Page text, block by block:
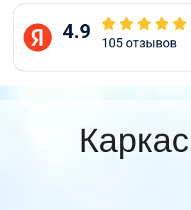
4.9 105отзывов